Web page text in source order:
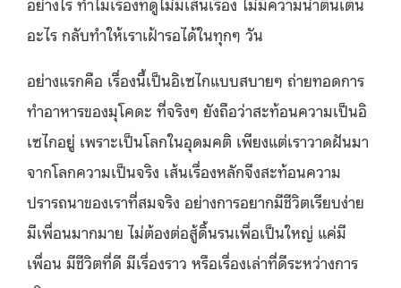
อะไร กลับทำให้เราเฝ้ารอได้ในทุกๆ วัน
อย่างแรกคือ เรื่องนี้เป็นอิเซไกแบบสบายๆ ถ่ายทอดการ
ทำอาหารของมุโคดะ ที่จริงๆ ยังถือว่าสะท้อนความเป็นอิ
เซไกอยู่ เพราะเป็นโลกในอุดมคติ เพียงแต่เราวาดฝันมา
จากโลกความเป็นจริง เส้นเรื่องหลักจึงสะท้อนความ
ปรารถนาของเราที่สมจริง อย่างการอยากมีชีวิตเรียบง่าย
มีเพื่อนมากมาย ไม่ต้องต่อสู้ดิ้นรนเพื่อเป็นใหญ่ แค่มี
เพื่อน มีชีวิตที่ดี มีเรื่องราว หรือเรื่องเล่าที่ดีระหว่างการ